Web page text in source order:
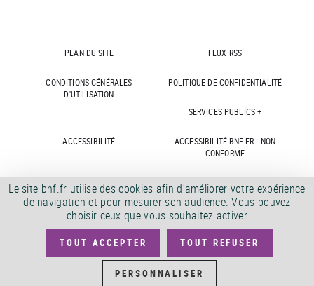
PLAN DU SITE FLUX RSS
CONDITIONS GÉNÉRALES
D'UTILISATION
POLITIQUE DE CONFIDENTIALITÉ
SERVICES PUBLICS +
ACCESSIBILITÉ
ACCESSIBILITÉ BNF.FR : NON
CONFORME
MARCHÉS PUBLICS OFFRES D'EMPLOI
DÉMATÉRIALISATION FACTURES CRÉDITS
©
Le site bnf.fr utilise des cookies afin d'améliorer votre expérience
de navigation et pour mesurer son audience. Vous pouvez
choisir ceux que vous souhaitez activer
TOUT ACCEPTER TOUT REFUSER
PERSONNALISER